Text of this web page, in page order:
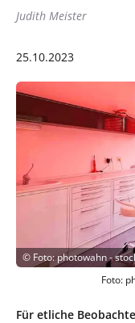
Judith Meister
25.10.2023
© Foto: photowahn -
Foto:
Für etliche